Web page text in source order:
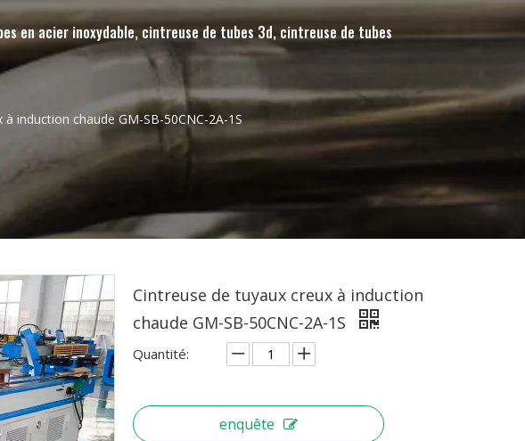
en acier inoxydable, cintreuse de tubes 3d, cintreuse de tubes
induction chaude GM-SB-50CNC-2A-1S
Cintreuse de tuyaux creux à induction
chaude GM-SB-50CNC-2A-1S
Quantité:
enquête